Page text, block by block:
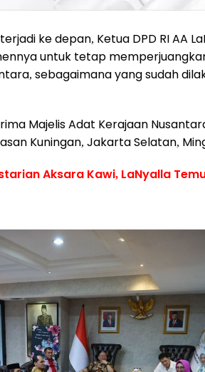
ke depan, Ketua DPD RI AA
untuk tetap
sebagaimana yang sudah
Majelis Adat Kerajaan
Kuningan, Jakarta Selatan,
Aksara Kawi, LaNyalla